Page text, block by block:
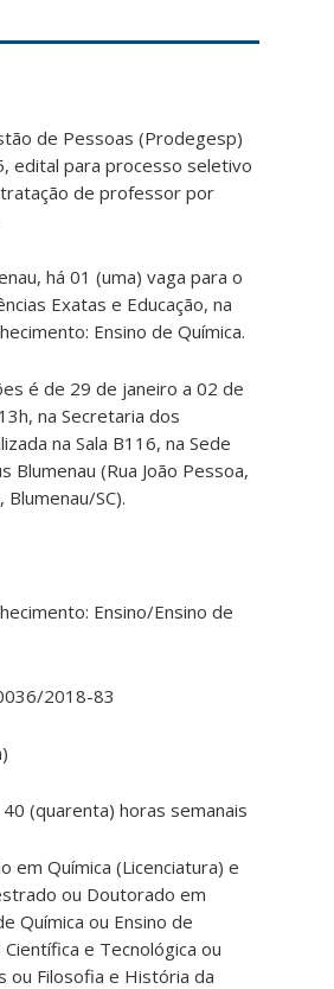
de Pessoas (Prodegesp)
edital para processo seletivo
de professor por
há 01 (uma) vaga para o
Exatas e Educação, na
Ensino de Química.
é de 29 de janeiro a 02 de
na Secretaria dos
na Sala B116, na Sede
Blumenau (Rua João Pessoa,
Blumenau/SC).
Ensino/Ensino de
2018-83
(quarenta) horas semanais
em Química (Licenciatura) e
ou Doutorado em
Química ou Ensino de
Científica e Tecnológica ou
ou Filosofia e História da